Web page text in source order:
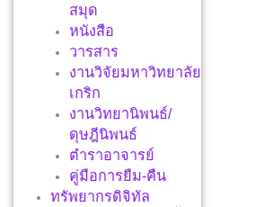
สมุด
หนังสือ
วารสาร
งานวิจัยมหาวิทยาลัย
เกริก
งานวิทยานิพนธ์/
ดุษฎีนิพนธ์
ตำราอาจารย์
คู่มือการยืม-คืน
ทรัพยากรดิจิทัล